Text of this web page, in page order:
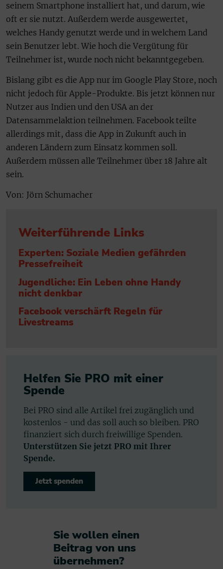
seinem Smartphone installiert hat, und darum, wie
oft er sie nutzt. Außerdem werde ausgewertet,
welches Handy genutzt werde und in welchem Land
sein Benutzer lebt. Wie hoch die Vergütung für
Teilnehmer ist, wurde noch nicht bekanntgegeben.
Bislang gibt es die App nur im Google Play Store, noch
nicht jedoch für Apple-Produkte. Bis jetzt können nur
Nutzer aus Indien und den USA an der
Datensammelaktion teilnehmen. Facebook teilte
allerdings mit, dass die App in Zukunft auch in
anderen Ländern zum Einsatz kommen soll.
Außerdem müssen alle Teilnehmer über 18 Jahre alt
sein.
Von: Jörn Schumacher
Weiterführende Links
Experten: Soziale Medien gefährden
Pressefreiheit
Jugendliche: Ein Leben ohne Handy
nicht denkbar
Facebook verschärft Regeln für
Livestreams
Helfen Sie PRO mit einer
Spende
Bei PRO sind alle Artikel frei zugänglich und
kostenlos - und das soll auch so bleiben. PRO
finanziert sich durch freiwillige Spenden.
Unterstützen Sie jetzt PRO mit Ihrer
Spende.
Jetzt spenden
Sie wollen einen
Beitrag von uns
übernehmen?​